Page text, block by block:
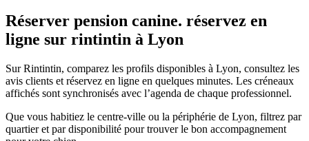
Réserver pension canine. réservez en
ligne sur rintintin à Lyon
Sur Rintintin, comparez les profils disponibles à Lyon, consultez les
avis clients et réservez en ligne en quelques minutes. Les créneaux
affichés sont synchronisés avec l’agenda de chaque professionnel.
Que vous habitiez le centre-ville ou la périphérie de Lyon, filtrez par
quartier et par disponibilité pour trouver le bon accompagnement